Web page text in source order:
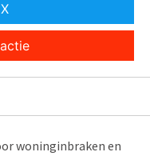
woninginbraken en